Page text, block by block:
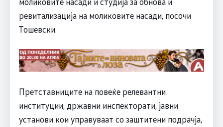
ревитализација на моликовите насади, посочи
Тошевски.
Претставниците на повеќе релевантни
институции, државни инспекторати, јавни
установи кои управуваат со заштитени подрачја,